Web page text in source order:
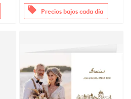
offers Precios bajos cada día